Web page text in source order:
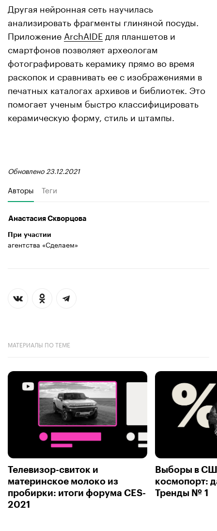
Другая нейронная сеть научилась
анализировать фрагменты глиняной посуды.
Приложение ArchAIDE для планшетов и
смартфонов позволяет археологам
фотографировать керамику прямо во время
раскопок и сравнивать ее с изображениями в
печатных каталогах архивов и библиотек. Это
помогает ученым быстро классифицировать
керамическую форму, стиль и штампы.
Обновлено 23.12.2021
Авторы Теги
Анастасия Скворцова
При участии
агентства «Сделаем»
МАТЕРИАЛЫ ПО ТЕМЕ
Телевизор-свиток и
материнское молоко из
пробирки: итоги форума CES-
2021
Выборы в
космопорт:
Тренды № 1